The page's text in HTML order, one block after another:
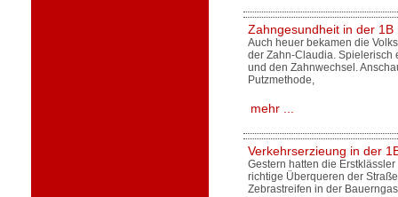
Zahngesundheit in der 1B
Auch heuer bekamen die
der Zahn-Claudia. Spielerisch
und den Zahnwechsel.
Putzmethode,
mehr ...
Verkehrserzieung in der
Gestern hatten die
richtige Überqueren der
Zebrastreifen in der